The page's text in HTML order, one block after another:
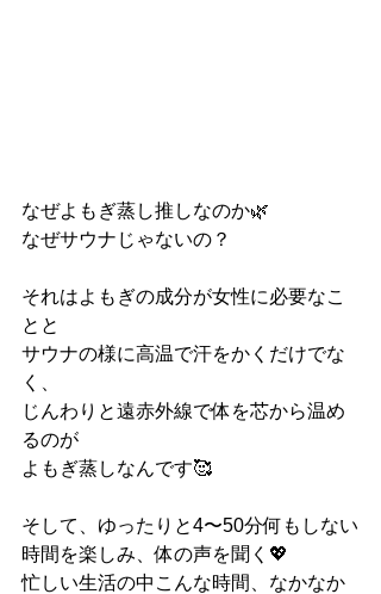
なぜよもぎ蒸し推しなのか🌿
なぜサウナじゃないの？
それはよもぎの成分が女性に必要なこ
とと
サウナの様に高温で汗をかくだけでな
く、
じんわりと遠赤外線で体を芯から温め
るのが
よもぎ蒸しなんです🥰
そして、ゆったりと4〜50分何もしない
時間を楽しみ、体の声を聞く💖
忙しい生活の中こんな時間、なかなか